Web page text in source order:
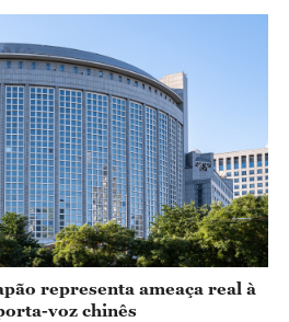
representa ameaça real à
voz chinês